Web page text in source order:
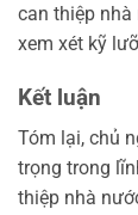
can thiệp
xem xét kỹ
Kết luận
Tóm lại, chủ
trọng trong
thiệp nhà